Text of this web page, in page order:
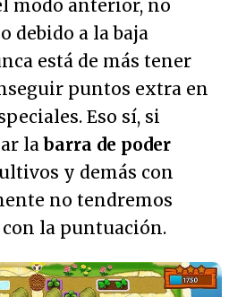
modo anterior, no
debido a la baja
está de más tener
puntos extra en
Eso sí, si
labarra de poder
y demás con
no tendremos
la puntuación.